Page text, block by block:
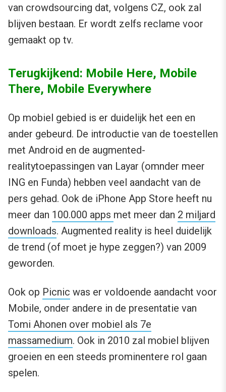
van crowdsourcing dat, volgens CZ, ook zal
blijven bestaan. Er wordt zelfs reclame voor
gemaakt op tv.
Terugkijkend: Mobile Here, Mobile
There, Mobile Everywhere
Op mobiel gebied is er duidelijk het een en
ander gebeurd. De introductie van de toestellen
met Android en de augmented-
realitytoepassingen van Layar (omnder meer
ING en Funda) hebben veel aandacht van de
pers gehad. Ook de iPhone App Store heeft nu
meer dan 100.000 apps met meer dan 2 miljard
downloads. Augmented reality is heel duidelijk
de trend (of moet je hype zeggen?) van 2009
geworden.
Ook op Picnic was er voldoende aandacht voor
Mobile, onder andere in de presentatie van
Tomi Ahonen over mobiel als 7e
massamedium. Ook in 2010 zal mobiel blijven
groeien en een steeds prominentere rol gaan
spelen.